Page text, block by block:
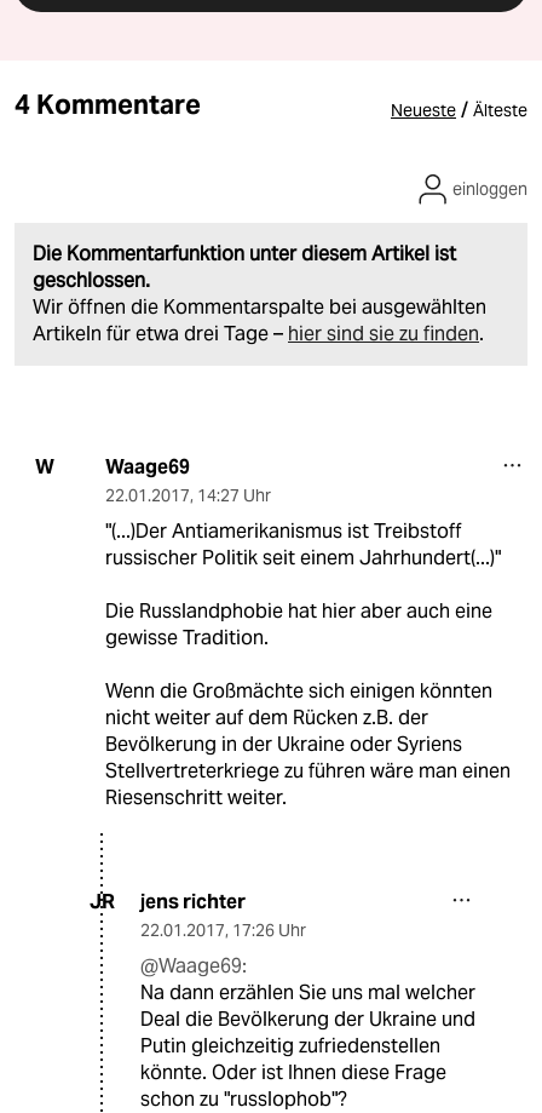
4 Kommentare Neueste / Älteste
Die Kommentarfunktion unter diesem Artikel ist
geschlossen.
Wir öffnen die Kommentarspalte bei ausgewählten
Artikeln für etwa drei Tage – hier sind sie zu finden.
einloggen
W Waage69
22.01.2017, 14:27 Uhr
"(...)Der Antiamerikanismus ist Treibstoff
russischer Politik seit einem Jahrhundert(...)"
Die Russlandphobie hat hier aber auch eine
gewisse Tradition.
Wenn die Großmächte sich einigen könnten
nicht weiter auf dem Rücken z.B. der
Bevölkerung in der Ukraine oder Syriens
Stellvertreterkriege zu führen wäre man einen
Riesenschritt weiter.
JR jens richter
22.01.2017, 17:26 Uhr
@Waage69:
Na dann erzählen Sie uns mal welcher
Deal die Bevölkerung der Ukraine und
Putin gleichzeitig zufriedenstellen
könnte. Oder ist Ihnen diese Frage
schon zu "russlophob"?